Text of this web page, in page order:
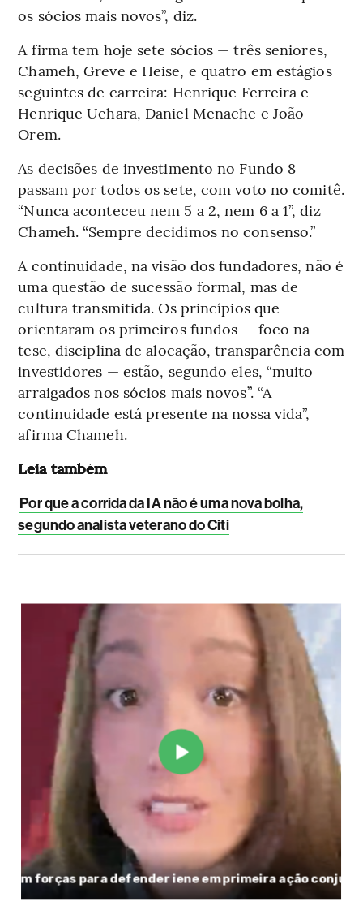
os sócios mais novos”, diz.
A firma tem hoje sete sócios — três seniores,
Chameh, Greve e Heise, e quatro em estágios
seguintes de carreira: Henrique Ferreira e
Henrique Uehara, Daniel Menache e João
Orem.
As decisões de investimento no Fundo 8
passam por todos os sete, com voto no comitê.
“Nunca aconteceu nem 5 a 2, nem 6 a 1”, diz
Chameh. “Sempre decidimos no consenso.”
A continuidade, na visão dos fundadores, não é
uma questão de sucessão formal, mas de
cultura transmitida. Os princípios que
orientaram os primeiros fundos — foco na
tese, disciplina de alocação, transparência com
investidores — estão, segundo eles, “muito
arraigados nos sócios mais novos”. “A
continuidade está presente na nossa vida”,
afirma Chameh.
Leia também
Por que a corrida da IA não é uma nova bolha,
segundo analista veterano do Citi